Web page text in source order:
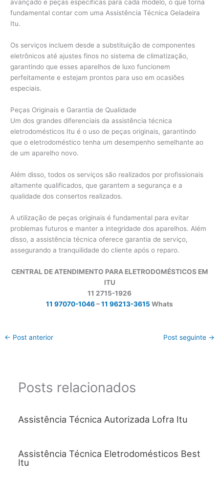
avançado e peças específicas para cada modelo, o que torna
fundamental contar com uma Assistência Técnica Geladeira
Itu.
Os serviços incluem desde a substituição de componentes
eletrônicos até ajustes finos no sistema de climatização,
garantindo que esses aparelhos de luxo funcionem
perfeitamente e estejam prontos para uso em ocasiões
especiais.
Peças Originais e Garantia de Qualidade
Um dos grandes diferenciais da assistência técnica
eletrodomésticos Itu é o uso de peças originais, garantindo
que o eletrodoméstico tenha um desempenho semelhante ao
de um aparelho novo.
Além disso, todos os serviços são realizados por profissionais
altamente qualificados, que garantem a segurança e a
qualidade dos consertos realizados.
A utilização de peças originais é fundamental para evitar
problemas futuros e manter a integridade dos aparelhos. Além
disso, a assistência técnica oferece garantia de serviço,
assegurando a tranquilidade do cliente após o reparo.
CENTRAL DE ATENDIMENTO PARA ELETRODOMÉSTICOS EM
ITU
11 2715-1926
11 97070-1046–11 96213-3615 Whats
← Post anterior Post seguinte →
Posts relacionados
Assistência Técnica Autorizada Lofra Itu
Assistência Técnica Eletrodomésticos Best
Itu